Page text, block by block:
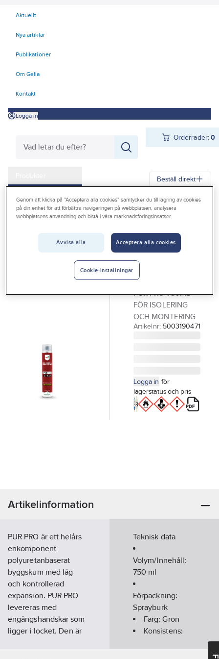
Aktuellt
Nya artiklar
Publikationer
Om Gelia
Kontakt
Logga in
Orderrader:0
Outlet
Beställ direkt
Gelia Produkter
Gelia Förnödenheter & Förbrukning
Lim, fog, spackel, tätning
Fog och tätning Fogskum
RELEKTA
Byggskum,
BYGGSKUM TEC7
PUR PRO 750ML
FÖR ISOLERING
OCH MONTERING
Artikelnr: 5003190471
Logga in för
lagerstatus och pris
Artikelinformation
PUR PRO är ett helårs
enkomponent
polyuretanbaserat
byggskum med låg
och kontrollerad
expansion. PUR PRO
levereras med
engångshandskar som
ligger i locket. Den är
Teknisk data
Volym/Innehåll:
750 ml
Förpackning:
Sprayburk
Färg:Grön
Konsistens:
Genom att klicka på "Acceptera alla cookies" samtycker du till lagring av cookies
på din enhet för att förbättra navigeringen på webbplatsen, analysera
webbplatsens användning och bistå i våra marknadsföringsinsatser.
Avvisa alla Acceptera alla cookies
Cookie-inställningar